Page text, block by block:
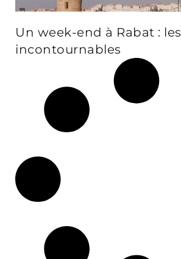
Un week-end à Rabat : les
incontournables